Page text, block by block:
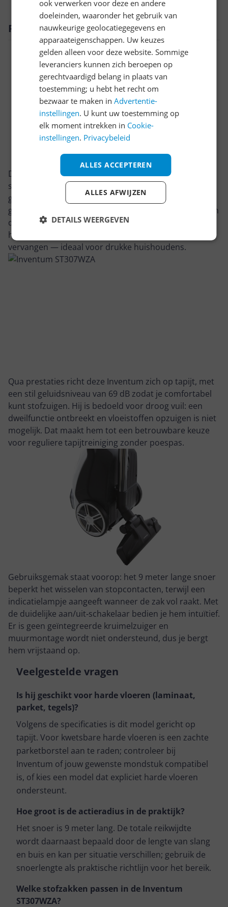
Productomschrijving
De Inventum ST307WZA is een klassieke
sledestofzuiger met zak, gebouwd voor dagelijks
gebruik. De stevige, compacte behuizing en het
gewicht van 6,5 kg maken hem makkelijk te verplaatsen
door het hele huis. Met een stofcapaciteit van 3 liter
hoef je de zak niet na elke schoonmaakbeurt te
vervangen — ideaal voor drukke huishoudens.
Qua prestaties richt deze Inventum zich op tapijt, met
een stil geluidsniveau van 69 dB zodat je comfortabel
kunt stofzuigen. Hij is bedoeld voor droog vuil: een
dweilfunctie ontbreekt en vloeistoffen opzuigen is niet
mogelijk. Dat maakt hem tot een betrouwbare keuze
voor reguliere tapijtreiniging zonder poespas.
Gebruiksgemak staat voorop: het 9 meter lange snoer
beperkt het wisselen van stopcontacten, terwijl een
indicatielampje aangeeft wanneer de zak vol raakt. Met
de duidelijke aan/uit‑schakelaar bedien je hem intuïtief.
Er is geen geïntegreerde kruimelzuiger en
muurmontage wordt niet ondersteund, dus je bergt
hem vrijstaand op.
Veelgestelde vragen
Is hij geschikt voor harde vloeren (laminaat,
parket, tegels)?
Volgens de specificaties is dit model gericht op
tapijt. Voor kwetsbare harde vloeren is een zachte
parketborstel aan te raden; controleer bij
Inventum of jouw gewenste mondstuk compatibel
is, of kies een model dat expliciet harde vloeren
ondersteunt.
Hoe groot is de actieradius in de praktijk?
Het snoer is 9 meter lang. De totale reikwijdte
wordt daarnaast bepaald door de lengte van slang
en buis en kan per situatie verschillen; gebruik de
snoerlengte als praktische richtlijn voor het bereik.
Welke stofzakken passen in de Inventum
ST307WZA?
ook verwerken voor deze en andere
doeleinden, waaronder het gebruik van
nauwkeurige geolocatiegegevens en
apparaateigenschappen. Uw keuzes
gelden alleen voor deze website. Sommige
leveranciers kunnen zich beroepen op
gerechtvaardigd belang in plaats van
toestemming; u hebt het recht om
bezwaar te maken inAdvertentie-
instellingen. U kunt uw toestemming op
elk moment intrekken in Cookie-
instellingen. Privacybeleid
ALLES ACCEPTEREN
ALLES AFWIJZEN
DETAILS WEERGEVEN